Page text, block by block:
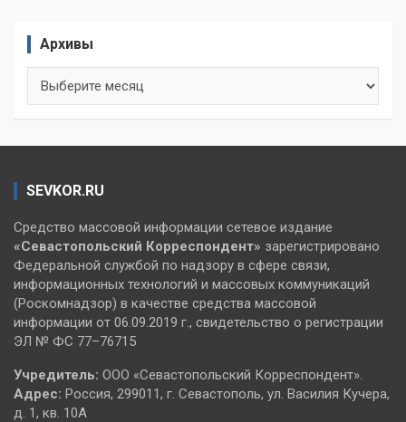
Архивы
SEVKOR.RU
Средство массовой информации сетевое издание
«Севастопольский Корреспондент» зарегистрировано
Федеральной службой по надзору в сфере связи,
информационных технологий и массовых коммуникаций
(Роскомнадзор) в качестве средства массовой
информации от 06.09.2019 г., свидетельство о регистрации
ЭЛ № ФС 77–76715
Учредитель: ООО «Севастопольский Корреспондент».
Адрес: Россия, 299011, г. Севастополь, ул. Василия Кучера,
д. 1, кв. 10А